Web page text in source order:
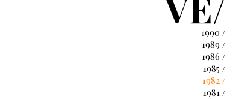
1990 /
1989 /
1986 /
1985 /
1982 /
1981 /